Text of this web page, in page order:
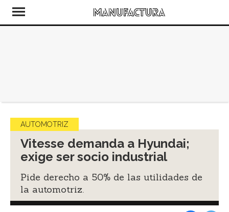
AUTOMOTRIZ
Vitesse demanda a Hyundai;
exige ser socio industrial
Pide derecho a 50% de las utilidades de
la automotriz.